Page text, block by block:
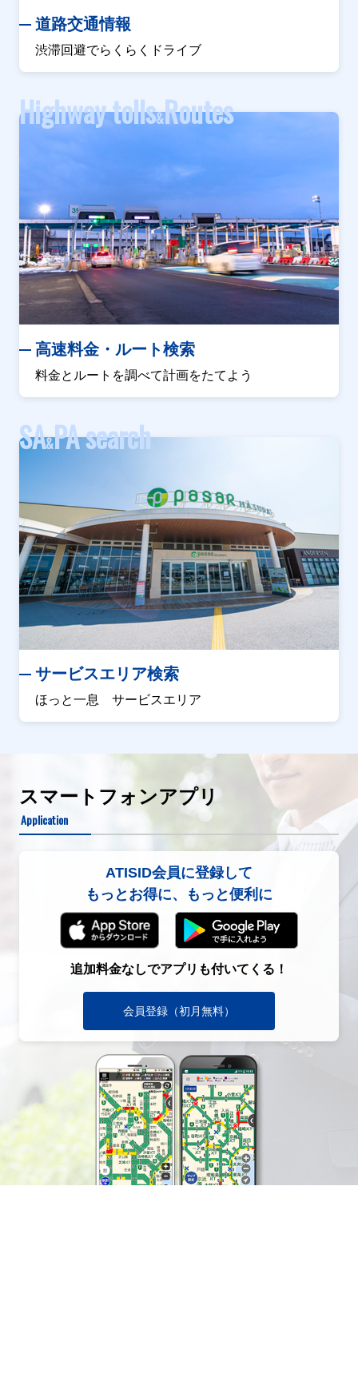
道路交通情報
渋滞回避でらくらくドライブ
Highway tolls&Routes
高速料金・ルート検索
料金とルートを調べて計画をたてよう
SA&PA search
サービスエリア検索
ほっと一息 サービスエリア
スマートフォンアプリ
Application
ATISID会員に登録して
もっとお得に、もっと便利に
追加料金なしでアプリも付いてくる！
会員登録（初月無料）